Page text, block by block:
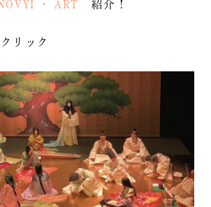
・ ART 紹介！
ク